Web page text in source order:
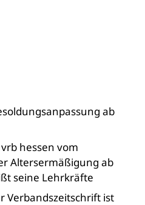
ab
hessen vom
Altersermäßigung ab
seine Lehrkräfte
Verbandszeitschrift ist